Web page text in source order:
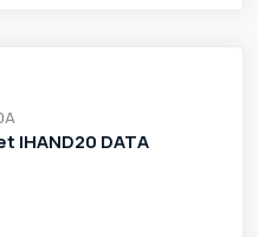
IHAND20 DATA